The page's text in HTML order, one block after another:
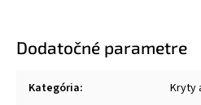
Dodatočné parametre
Kategória: Kryty